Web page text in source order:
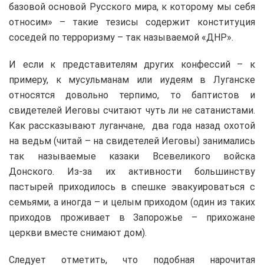
базовой основой Русского мира, к которому мы себя
относим» – такие тезисы содержит конституция
соседей по терроризму – так называемой «ДНР».
И если к представителям других конфессий – к
примеру, к мусульманам или иудеям в Луганске
относятся довольно терпимо, то баптистов и
свидетелей Иеговы считают чуть ли не сатанистами.
Как рассказывают луганчане, два года назад охотой
на ведьм (читай – на свидетелей Иеговы) занимались
так называемые казаки Всевеликого войска
Донского. Из-за их активности большинству
пастырей приходилось в спешке эвакуироваться с
семьями, а иногда – и целым приходом (один из таких
приходов проживает в Запорожье – прихожане
церкви вместе снимают дом).
Следует отметить, что подобная нарочитая